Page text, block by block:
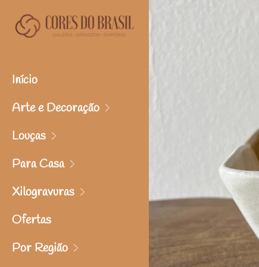
Início
Arte e Decoração
Louças
Para Casa
Xilogravuras
Ofertas
Por Região